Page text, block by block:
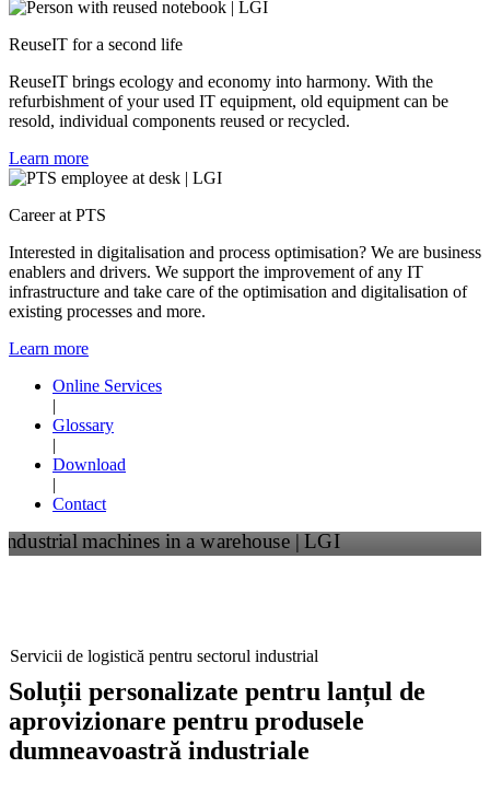
ReuseIT for a second life
ReuseIT brings ecology and economy into harmony. With the
refurbishment of your used IT equipment, old equipment can be
resold, individual components reused or recycled.
Learn more
Career at PTS
Interested in digitalisation and process optimisation? We are business
enablers and drivers. We support the improvement of any IT
infrastructure and take care of the optimisation and digitalisation of
existing processes and more.
Learn more
Online Services
|
Glossary
|
Download
|
Contact
Logistică industrială cu LGI
Servicii de logistică pentru sectorul industrial
Soluții personalizate pentru lanțul de
aprovizionare pentru produsele
dumneavoastră industriale